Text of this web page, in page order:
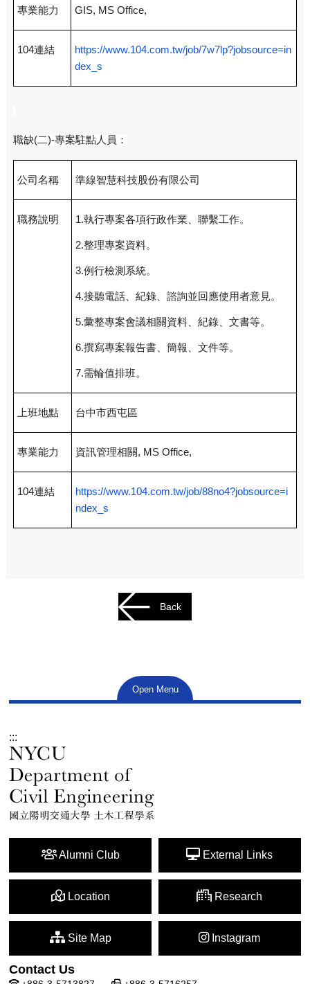
專業能力 GIS, MS Office,
104連結
https://www.104.com.tw/job/7w7lp?jobsource=in
dex_s
職缺(二)-專案駐點人員：
公司名稱 準線智慧科技股份有限公司
職務說明 1.執行專案各項行政作業、聯繫工作。
2.整理專案資料。
3.例行檢測系統。
4.接聽電話、紀錄、諮詢並回應使用者意見。
5.彙整專案會議相關資料、紀錄、文書等。
6.撰寫專案報告書、簡報、文件等。
7.需輪值排班。
上班地點 台中市西屯區
專業能力 資訊管理相關, MS Office,
104連結
https://www.104.com.tw/job/88no4?jobsource=i
ndex_s
Back
Open Menu
:::
Alumni Club External Links
Location Research
Site Map Instagram
Contact Us